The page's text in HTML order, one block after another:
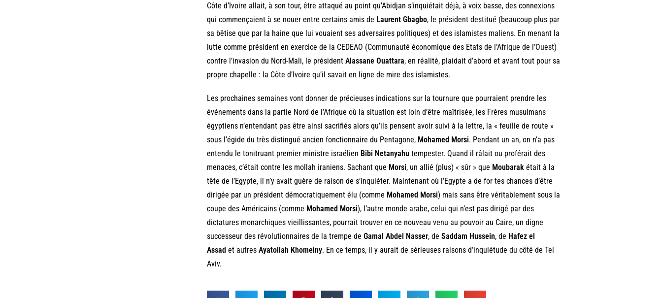
Côte d’Ivoire allait, à son tour, être attaqué au point qu’Abidjan s’inquiétait déjà, à voix basse, des connexions
qui commençaient à se nouer entre certains amis de Laurent Gbagbo, le président destitué (beaucoup plus par
sa bêtise que par la haine que lui vouaient ses adversaires politiques) et des islamistes maliens. En menant la
lutte comme président en exercice de la CEDEAO (Communauté économique des Etats de l’Afrique de l’Ouest)
contre l’invasion du Nord-Mali, le président Alassane Ouattara, en réalité, plaidait d’abord et avant tout pour sa
propre chapelle : la Côte d’Ivoire qu’il savait en ligne de mire des islamistes.
Les prochaines semaines vont donner de précieuses indications sur la tournure que pourraient prendre les
événements dans la partie Nord de l’Afrique où la situation est loin d’être maîtrisée, les Frères musulmans
égyptiens n’entendant pas être ainsi sacrifiés alors qu’ils pensent avoir suivi à la lettre, la « feuille de route »
sous l’égide du très distingué ancien fonctionnaire du Pentagone, Mohamed Morsi. Pendant un an, on n’a pas
entendu le tonitruant premier ministre israélien Bibi Netanyahu tempester. Quand il râlait ou proférait des
menaces, c’était contre les mollah iraniens. Sachant que Morsi, un allié (plus) « sûr » que Moubarak était à la
tête de l’Egypte, il n’y avait guère de raison de s’inquiéter. Maintenant où l’Egypte a de for tes chances d’être
dirigée par un président démocratiquement élu (comme Mohamed Morsi) mais sans être véritablement sous la
coupe des Américains (comme Mohamed Morsi), l’autre monde arabe, celui qui n’est pas dirigé par des
dictatures monarchiques vieillissantes, pourrait trouver en ce nouveau venu au pouvoir au Caire, un digne
successeur des révolutionnaires de la trempe de Gamal Abdel Nasser, de Saddam Hussein, de Hafez el
Assad et autres Ayatollah Khomeiny. En ce temps, il y aurait de sérieuses raisons d’inquiétude du côté de Tel
Aviv.